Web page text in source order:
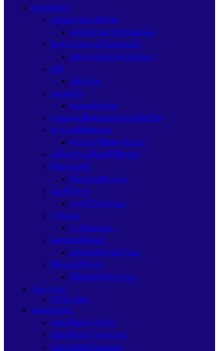
อุปกรณ์ช่าง
เคสเปล่าสมาร์ทโฟน
เคสเปล่าสมาร์ทโฟนAsus
ชุดระบายความร้อนแบบน้ำ
ชุดระบายความร้อนAsus
หูฟัง
หูฟังAsus
เมนบอร์ด
เมนบอร์ดAsus
สายแลนเชื่อมต่ออุปกรณ์เน็ตเวิร์ค
พาวเวอร์ซัพพลาย
พาวเวอร์ซัพพลายAsus
เครื่องอ่าน-เขียนดีวีดีพกพา
ที่แขวนหูฟัง
ที่แขวนหูฟัง Asus
เมาส์ไร้สาย
เมาส์ไร้สายAsus
การ์ดจอ
การ์ดจอAsus
เคสคอมพิวเตอร์
เคสคอมพิวเตอร์Asus
คีย์บอร์ดไร้สาย
คีย์บอร์ดไร้สายAsus
Ram (แรม)
RAM Adata
จอมอนิเตอร์
จอมอนิเตอร์ ASUS
จอมอนิเตอร์ Viewsonic
จอมอนิเตอร์ Samsung